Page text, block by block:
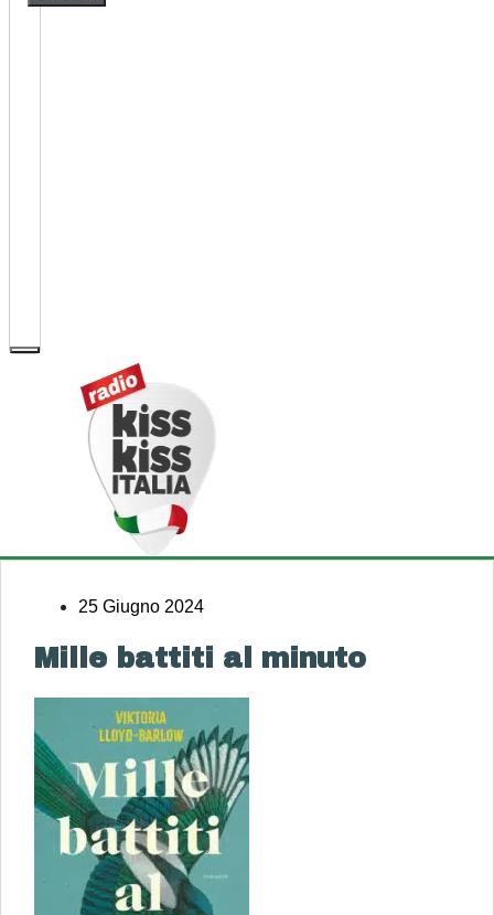
25 Giugno 2024
Mille battiti al minuto